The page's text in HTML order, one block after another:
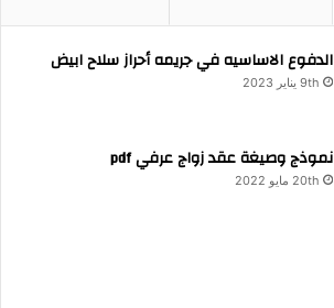
الدفوع الاساسيه في جريمه أحراز سلاح ابيض
9th يناير 2023
نموذج وصيغة عقد زواج عرفي pdf
20th مايو 2022